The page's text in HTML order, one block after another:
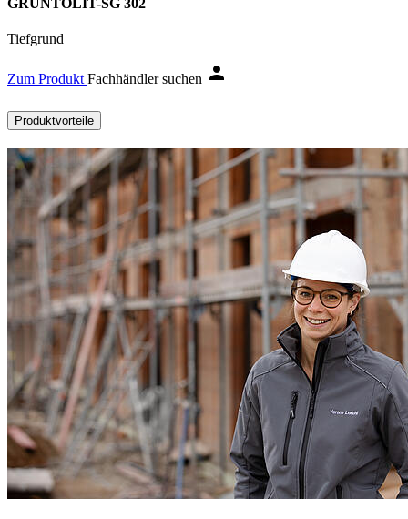
GRUNTOLIT-SG 302
Tiefgrund
Zum Produkt Fachhändler suchen
Produktvorteile